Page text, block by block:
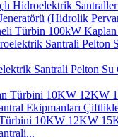
Türbin 100kW Kaplan
Santrali Pelton Su
10KW 12KW